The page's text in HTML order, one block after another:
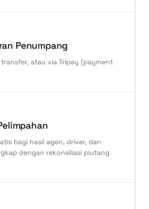
Penumpang
transfer, atau via Tripay (payment
bagi hasil agen, driver, dan
dengan rekonsiliasi piutang